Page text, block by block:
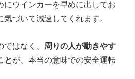
にウインカーを早めに出してお
気づいて減速してくれます。
はなく、
周りの人が動きやす
とが、本当の意味での安全運転